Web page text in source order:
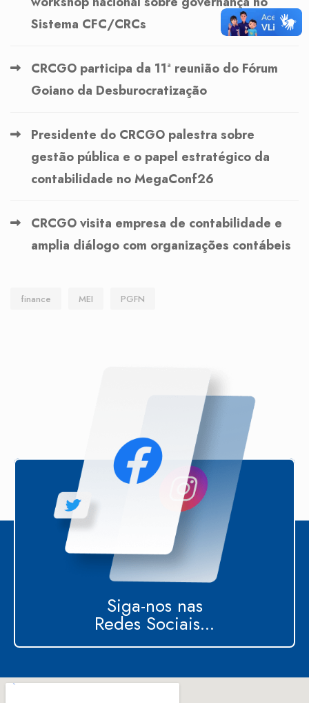
Sistema CFC/CRCs
CRCGO participa da 11ª reunião do Fórum
Goiano da Desburocratização
Presidente do CRCGO palestra sobre
gestão pública e o papel estratégico da
contabilidade no MegaConf26
CRCGO visita empresa de contabilidade e
amplia diálogo com organizações contábeis
finance MEI PGFN
Siga-nos nas
Redes Sociais...